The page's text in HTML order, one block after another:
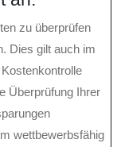
zu überprüfen
Dies gilt auch im
Überprüfung Ihrer
wettbewerbsfähig